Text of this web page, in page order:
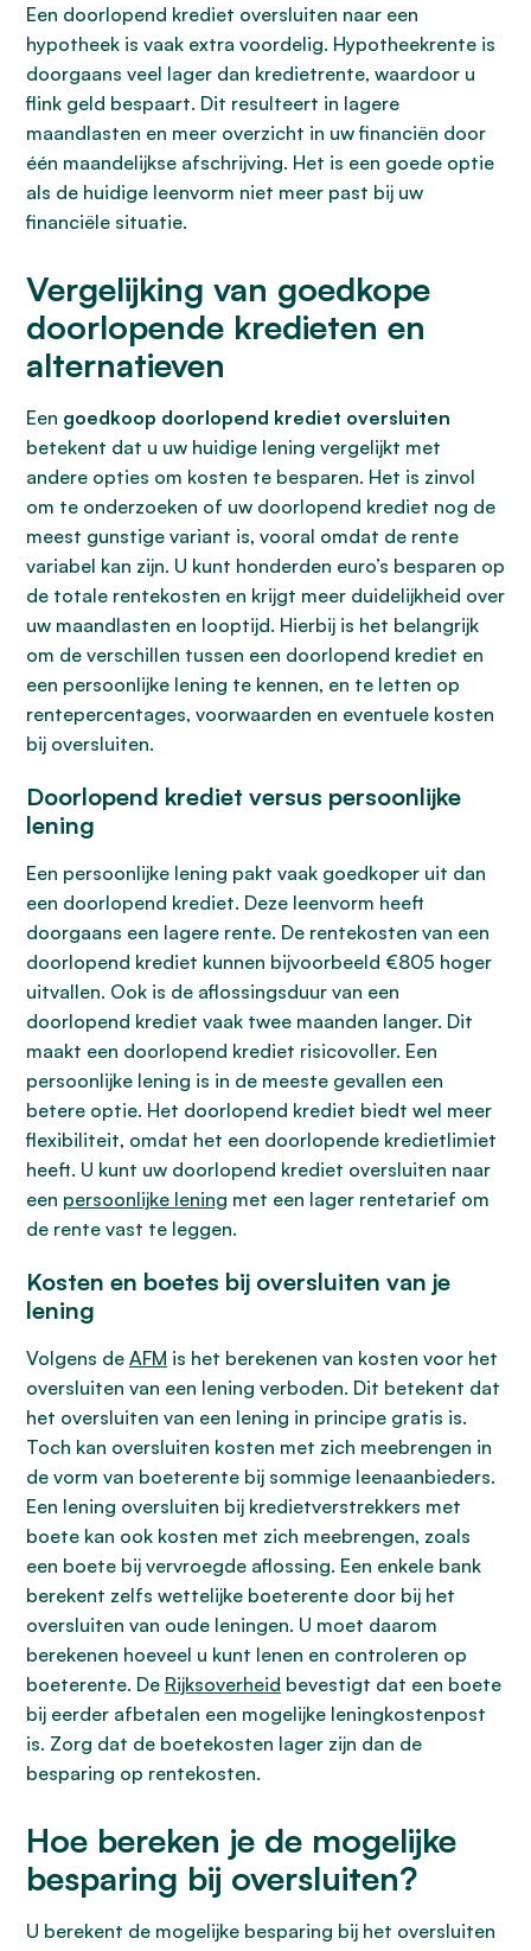
Een doorlopend krediet oversluiten naar een
hypotheek is vaak extra voordelig. Hypotheekrente is
doorgaans veel lager dan kredietrente, waardoor u
flink geld bespaart. Dit resulteert in lagere
maandlasten en meer overzicht in uw financiën door
één maandelijkse afschrijving. Het is een goede optie
als de huidige leenvorm niet meer past bij uw
financiële situatie.
Vergelijking van goedkope
doorlopende kredieten en
alternatieven
Een goedkoop doorlopend krediet oversluiten
betekent dat u uw huidige lening vergelijkt met
andere opties om kosten te besparen. Het is zinvol
om te onderzoeken of uw doorlopend krediet nog de
meest gunstige variant is, vooral omdat de rente
variabel kan zijn. U kunt honderden euro’s besparen op
de totale rentekosten en krijgt meer duidelijkheid over
uw maandlasten en looptijd. Hierbij is het belangrijk
om de verschillen tussen een doorlopend krediet en
een persoonlijke lening te kennen, en te letten op
rentepercentages, voorwaarden en eventuele kosten
bij oversluiten.
Doorlopend krediet versus persoonlijke
lening
Een persoonlijke lening pakt vaak goedkoper uit dan
een doorlopend krediet. Deze leenvorm heeft
doorgaans een lagere rente. De rentekosten van een
doorlopend krediet kunnen bijvoorbeeld €805 hoger
uitvallen. Ook is de aflossingsduur van een
doorlopend krediet vaak twee maanden langer. Dit
maakt een doorlopend krediet risicovoller. Een
persoonlijke lening is in de meeste gevallen een
betere optie. Het doorlopend krediet biedt wel meer
flexibiliteit, omdat het een doorlopende kredietlimiet
heeft. U kunt uw doorlopend krediet oversluiten naar
een persoonlijke lening met een lager rentetarief om
de rente vast te leggen.
Kosten en boetes bij oversluiten van je
lening
Volgens de AFM is het berekenen van kosten voor het
oversluiten van een lening verboden. Dit betekent dat
het oversluiten van een lening in principe gratis is.
Toch kan oversluiten kosten met zich meebrengen in
de vorm van boeterente bij sommige leenaanbieders.
Een lening oversluiten bij kredietverstrekkers met
boete kan ook kosten met zich meebrengen, zoals
een boete bij vervroegde aflossing. Een enkele bank
berekent zelfs wettelijke boeterente door bij het
oversluiten van oude leningen. U moet daarom
berekenen hoeveel u kunt lenen en controleren op
boeterente. De Rijksoverheid bevestigt dat een boete
bij eerder afbetalen een mogelijke leningkostenpost
is. Zorg dat de boetekosten lager zijn dan de
besparing op rentekosten.
Hoe bereken je de mogelijke
besparing bij oversluiten?
U berekent de mogelijke besparing bij het oversluiten